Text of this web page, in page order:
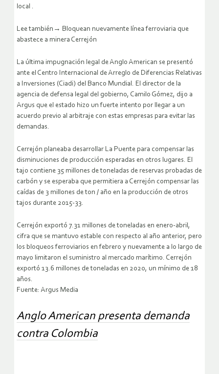
local .
Lee también→ Bloquean nuevamente línea ferroviaria que
abastece a minera Cerrejón
La última impugnación legal de Anglo American se presentó
ante el Centro Internacional de Arreglo de Diferencias Relativas
a Inversiones (Ciadi) del Banco Mundial. El director de la
agencia de defensa legal del gobierno, Camilo Gómez, dijo a
Argus que el estado hizo un fuerte intento por llegar a un
acuerdo previo al arbitraje con estas empresas para evitar las
demandas.
Cerrejón planeaba desarrollar La Puente para compensar las
disminuciones de producción esperadas en otros lugares. El
tajo contiene 35 millones de toneladas de reservas probadas de
carbón y se esperaba que permitiera a Cerrejón compensar las
caídas de 3 millones de ton / año en la producción de otros
tajos durante 2015-33.
Cerrejón exportó 7.31 millones de toneladas en enero-abril,
cifra que se mantuvo estable con respecto al año anterior, pero
los bloqueos ferroviarios en febrero y nuevamente a lo largo de
mayo limitaron el suministro al mercado marítimo. Cerrejón
exportó 13.6 millones de toneladas en 2020, un mínimo de 18
años.
Fuente: Argus Media
Anglo American presenta demanda
contra Colombia